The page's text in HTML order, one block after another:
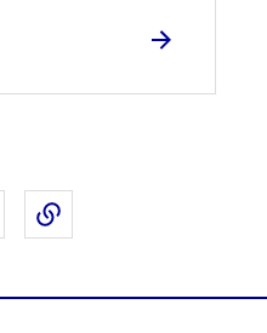
sur LinkedIn
Partager par email